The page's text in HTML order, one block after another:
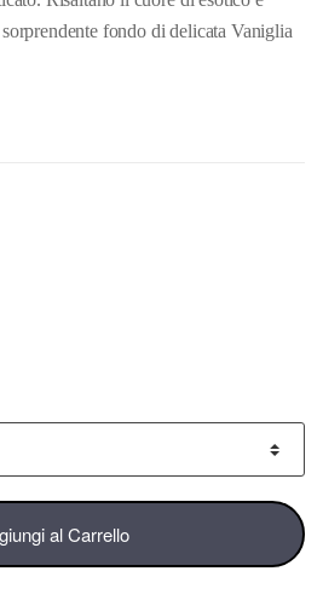
fondo di delicata Vaniglia
al Carrello